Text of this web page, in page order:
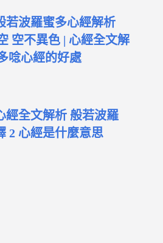
若波羅蜜多心經解析
空不異色 | 心經全文解
唸心經的好處
經全文解析 般若波羅
2 心經是什麼意思